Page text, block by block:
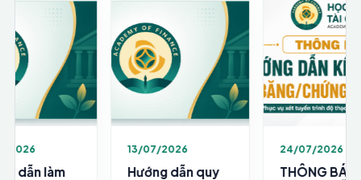
Căn cứ Thông tư số 18/2021/TT-BGDĐT ngày
28/6/2021 của Bộ Giáo dục và Đào tạo về việc
ban hành “Quy chế tuyển sinh và đào tạo trình
độ tiến sĩ”; Quyết định số 709/QĐ-HVTC ngày
16/6/2025 của Giám đốc Học viện Tài chính về
việc ban hành “Quy chế tuyển sinh và đào tạo
trình độ tiến sĩ tại Học viện Tài chính”;
XEM CHI TIẾT THÔNG BÁO
THÔNG BÁO
HƯỚNG DẪN